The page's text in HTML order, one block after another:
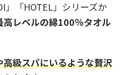
」「HOTEL」シリーズか
高レベルの綿100％タオル
級スパにいるような贅沢